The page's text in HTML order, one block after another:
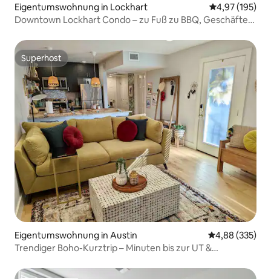
Eigentumswohnung in Lockhart
4,97 (195)
Downtown Lockhart Condo – zu Fuß zu BBQ, Geschäften
Superhost
Superhost
Eigentumswohnung in Austin
4,88 (335)
Trendiger Boho-Kurztrip – Minuten bis zur UT &